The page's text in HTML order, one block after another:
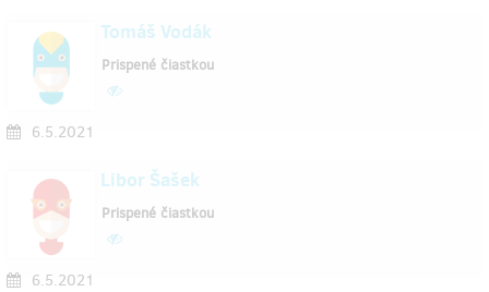
Tomáš Vodák
6.5.2021
Prispené čiastkou
Libor Šašek
6.5.2021
Prispené čiastkou